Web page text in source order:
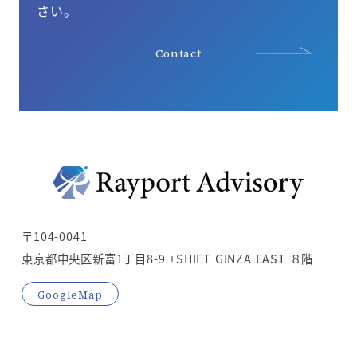
さい。
Contact
〒104-0041
東京都中央区新富1丁目8-9 +SHIFT GINZA EAST ８階
GoogleMap